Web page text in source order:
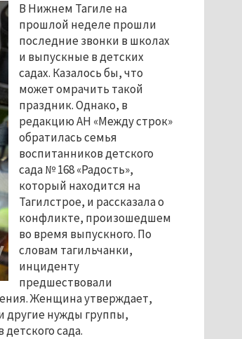
В Нижнем Тагиле на
прошлой неделе прошли
последние звонки в школах
и выпускные в детских
садах. Казалось бы, что
может омрачить такой
праздник. Однако, в
редакцию АН «Между строк»
обратилась семья
воспитанников детского
сада № 168 «Радость»,
который находится на
Тагилстрое, и рассказала о
конфликте, произошедшем
во время выпускного. По
словам тагильчанки,
инциденту
предшествовали
Женщина утверждает,
другие нужды группы,
сада.